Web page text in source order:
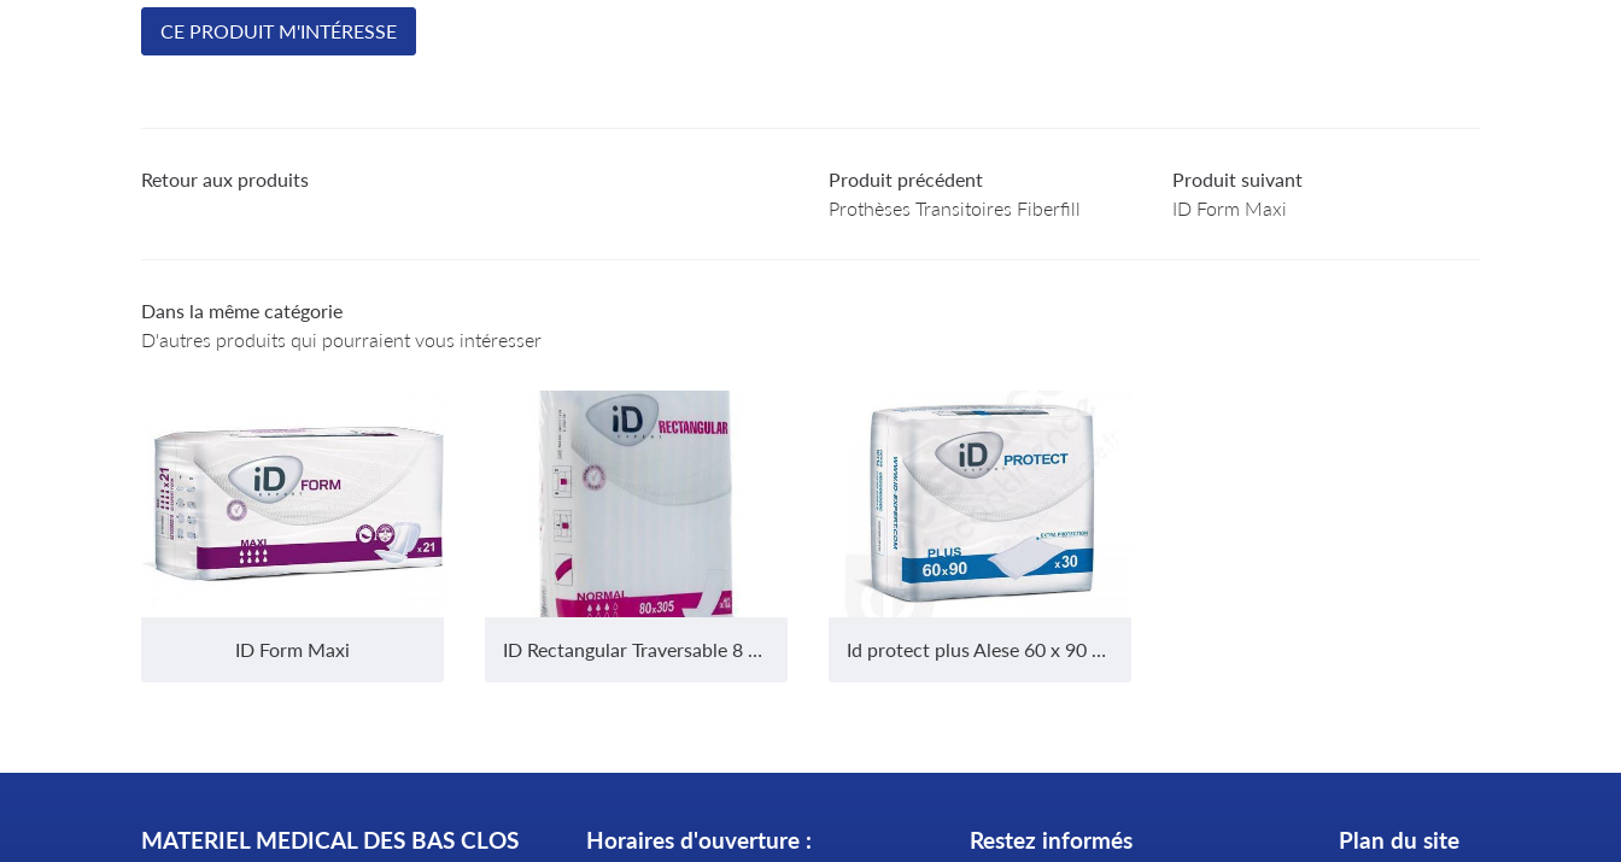
CE PRODUIT M'INTÉRESSE
Retour aux produits
Produit précédent
Prothèses Transitoires Fiberfill
Produit suivant
ID Form Maxi
Dans la même catégorie
D'autres produits qui pourraient vous intéresser
ID Form Maxi ID Rectangular Traversable 8 x 30 cm Id protect plus Alese 60 x 90 cm 30 Pièces
MATERIEL MEDICAL DES BAS CLOS Horaires d'ouverture : Restez informés Plan du site